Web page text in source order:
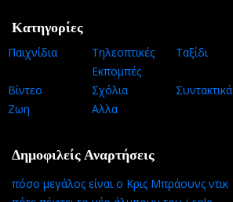
Κατηγορίες
Παιχνίδια
Τηλεοπτικές
Εκπομπές
Ταξίδι
Βίντεο Σχόλια Συντακτικά
Ζωη
Αλλα
Δημοφιλείς Αναρτήσεις
πόσο μεγάλος είναι ο Κρις Μπράουνς ντικ